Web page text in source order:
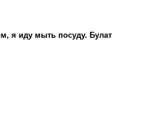
я иду мыть посуду. Булат